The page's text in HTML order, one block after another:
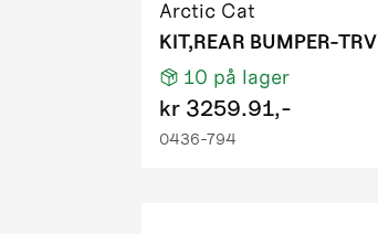
Arctic Cat
KIT,REAR BUMPER-TRV
10 på lager
kr 3259.91,-
0436-794